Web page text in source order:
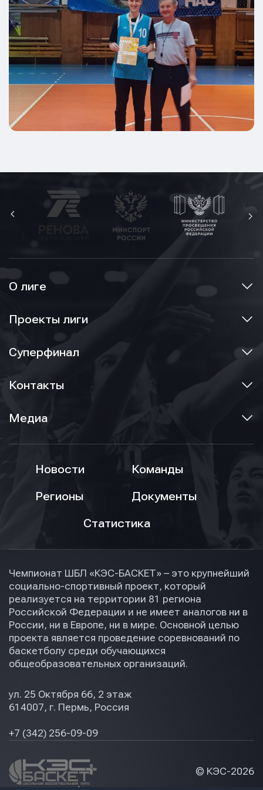
О лиге
Проекты лиги
Суперфинал
Контакты
Медиа
Новости
Команды
Регионы
Документы
Статистика
Чемпионат ШБЛ «КЭС-БАСКЕТ» – это крупнейший
социально-спортивный проект, который
реализуется на территории 81 региона
Российской Федерации и не имеет аналогов ни в
России, ни в Европе, ни в мире. Основной целью
проекта является проведение соревнований по
баскетболу среди обучающихся
общеобразовательных организаций.
ул. 25 Октября 66, 2 этаж
614007, г. Пермь, Россия
+7 (342) 256-09-09
© КЭС-2026